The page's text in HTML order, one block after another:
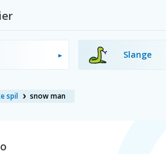
Slange
spil snow man